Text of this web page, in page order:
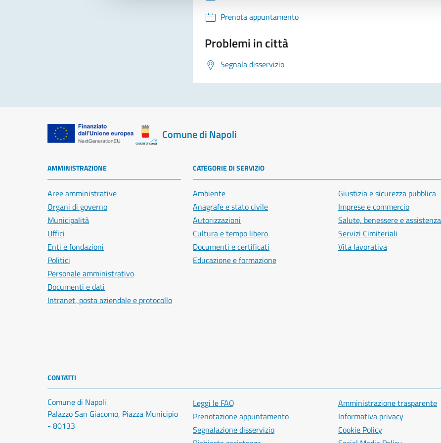
Prenota appuntamento
Problemi in città
Segnala disservizio
Comune di Napoli
AMMINISTRAZIONE
Aree amministrative
Organi di governo
Municipalità
Uffici
Enti e fondazioni
Politici
Personale amministrativo
Documenti e dati
Intranet, posta aziendale e protocollo
CATEGORIE DI SERVIZIO
Ambiente
Anagrafe e stato civile
Autorizzazioni
Cultura e tempo libero
Documenti e certificati
Educazione e formazione
Giustizia e sicurezza pubblica
Imprese e commercio
Salute, benessere e assistenza
Servizi Cimiteriali
Vita lavorativa
CONTATTI
Comune di Napoli
Palazzo San Giacomo, Piazza Municipio
- 80133
Leggi le FAQ
Prenotazione appuntamento
Segnalazione disservizio
Amministrazione trasparente
Informativa privacy
Cookie Policy